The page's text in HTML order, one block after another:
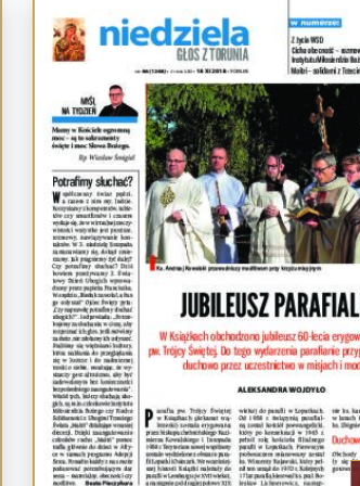
Sąd Biskupi
Wydawnictwo
Konta bankowe
Droga Neokatechumenalna
Grupy Modlitwy Ojca Pio
Żywy Różaniec
Wspólnota Krwi Chrystusa
Franciszkański Zakon
Świeckich
Skauci Króla
Bractwo św. Józefa